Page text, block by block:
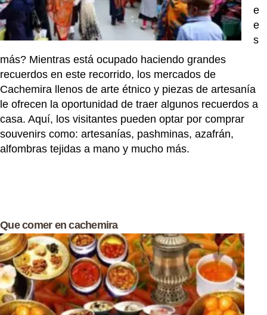
e
e
s
más? Mientras está ocupado haciendo grandes
recuerdos en este recorrido, los mercados de
Cachemira llenos de arte étnico y piezas de artesanía
le ofrecen la oportunidad de traer algunos recuerdos a
casa. Aquí, los visitantes pueden optar por comprar
souvenirs como: artesanías, pashminas, azafrán,
alfombras tejidas a mano y mucho más.
Que comer en cachemira